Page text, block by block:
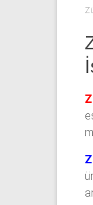
el